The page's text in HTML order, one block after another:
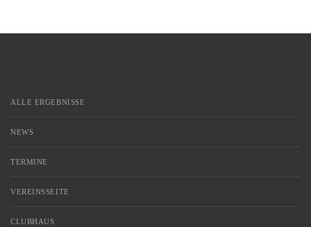
ALLE ERGEBNISSE
NEWS
TERMINE
VEREINSSEITE
CLUBHAUS